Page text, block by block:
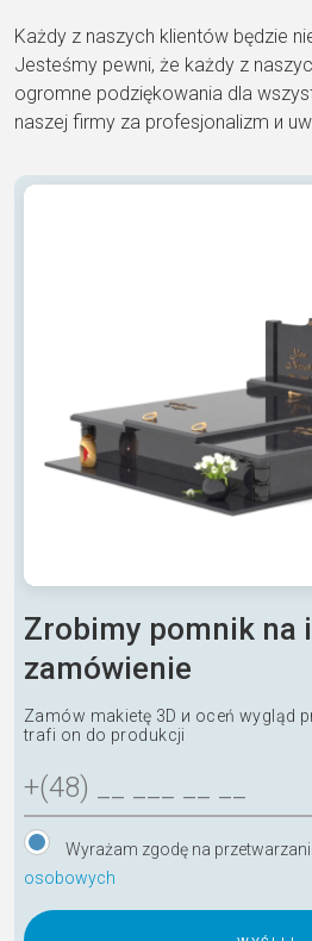
Każdy z naszych klientów będzie
Jesteśmy pewni, że każdy z
ogromne podziękowania dla
naszej firmy za profesjonalizm и
Zrobimy pomnik na
zamówienie
Zamów makietę 3D и oceń wygląd
trafi on do produkcji
Wyrażam zgodę na
osobowych